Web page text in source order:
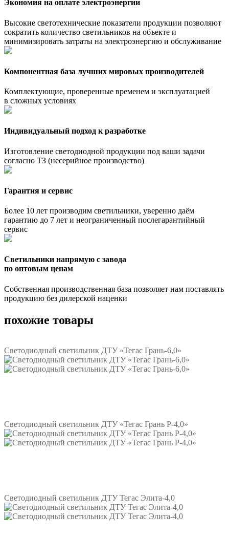
Экономия на оплате электроэнергии
Высокие светотехнические показатели продукции позволяют
сократить количество светильников на объекте и
минимизировать затраты на электроэнергию и обслуживание
Компонентная база лучших мировых производителей
Комплектующие, проверенные временем и эксплуатацией
в сложных условиях
Индивидуальный подход к разработке
Изготовление светодиодной продукции под ваши задачи
согласно ТЗ (несерийное производство)
Гарантия и сервис
Более 10 лет производим светильники, уверенно даём
гарантию до 7 лет и неограниченный послегарантийный
сервис
Светильники напрямую с завода
по оптовым ценам
Собственная производственная база позволяет нам поставлять
продукцию без дилерской наценки
похожие товары
Светодиодный светильник ДТУ «Тегас Грань-6,0»
Светодиодный светильник ДТУ «Тегас Грань Р-4,0»
Светодиодный светильник ДТУ Тегас Элита-4,0